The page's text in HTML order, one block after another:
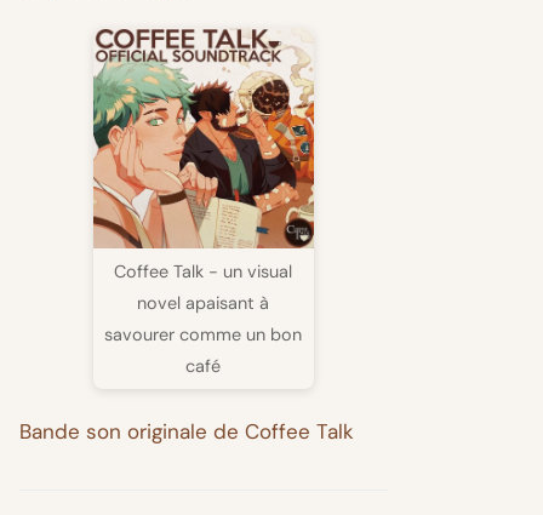
Coffee Talk - un visual
novel apaisant à
savourer comme un bon
café
Bande son originale de Coffee Talk